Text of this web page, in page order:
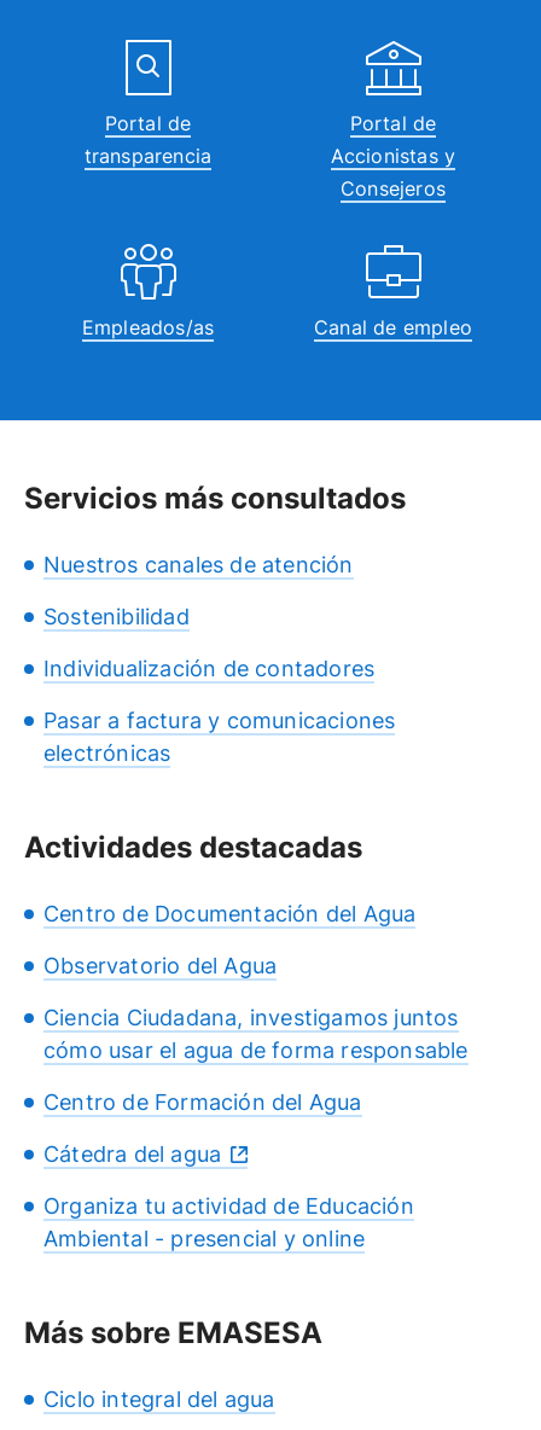
Portal de
transparencia
Portal de
Accionistas y
Consejeros
Empleados/as Canal de empleo
Servicios más consultados
Nuestros canales de atención
Sostenibilidad
Individualización de contadores
Pasar a factura y comunicaciones
electrónicas
Actividades destacadas
Centro de Documentación del Agua
Observatorio del Agua
Ciencia Ciudadana, investigamos juntos
cómo usar el agua de forma responsable
Centro de Formación del Agua
Cátedra del agua
Organiza tu actividad de Educación
Ambiental - presencial y online
Más sobre EMASESA
Ciclo integral del agua